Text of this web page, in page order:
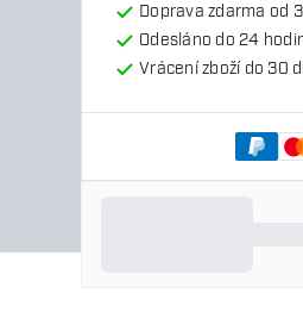
Doprava zdarma od
Odesláno do 24
Vrácení zboží do 30